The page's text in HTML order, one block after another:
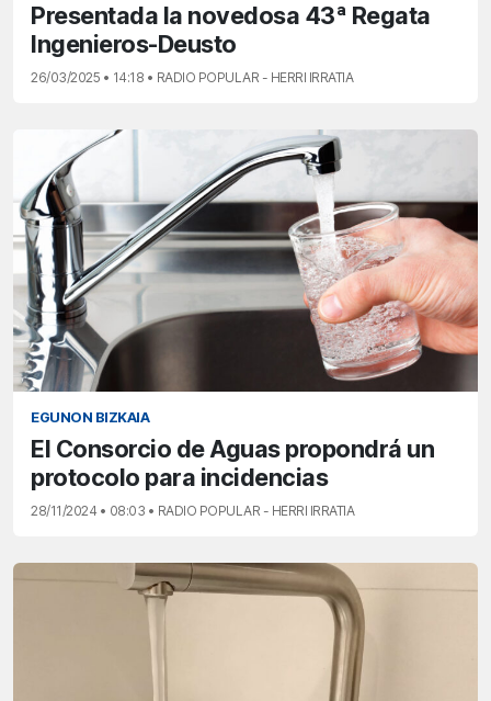
Presentada la novedosa 43ª Regata
Ingenieros-Deusto
26/03/2025 • 14:18 • RADIO POPULAR - HERRI IRRATIA
EGUNON BIZKAIA
El Consorcio de Aguas propondrá un
protocolo para incidencias
28/11/2024 • 08:03 • RADIO POPULAR - HERRI IRRATIA